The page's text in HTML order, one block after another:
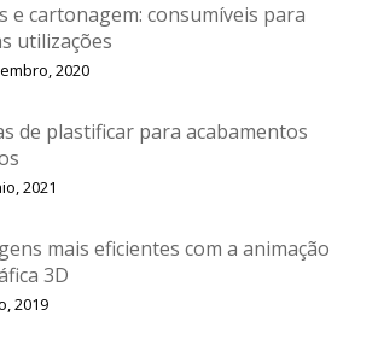
e cartonagem: consumíveis para
utilizações
2020
de plastificar para acabamentos
2021
mais eficientes com a animação
3D
2019